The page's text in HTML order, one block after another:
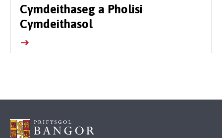
Cymdeithaseg a Pholisi
Cymdeithasol